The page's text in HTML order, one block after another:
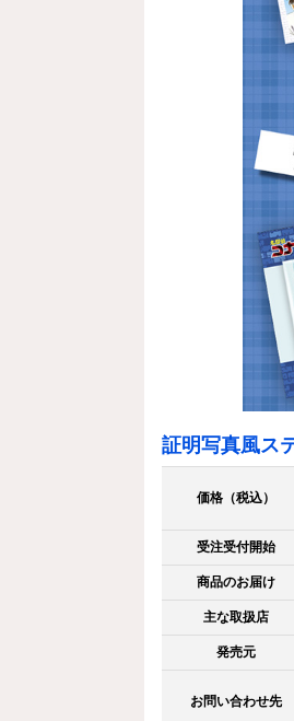
証明写真風ス
価格（税込）
受注受付開始
商品のお届け
主な取扱店
発売元
お問い合わせ先